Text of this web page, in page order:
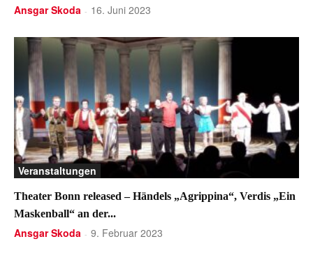
Ansgar Skoda - 16. Juni 2023
Veranstaltungen
Theater Bonn released – Händels „Agrippina“, Verdis „Ein
Maskenball“ an der...
Ansgar Skoda - 9. Februar 2023